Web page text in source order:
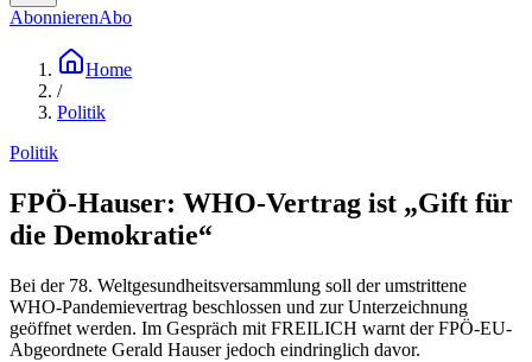
AbonnierenAbo
Home
/
Politik
Politik
FPÖ-Hauser: WHO-Vertrag ist „Gift für
die Demokratie“
Bei der 78. Weltgesundheitsversammlung soll der umstrittene
WHO-Pandemievertrag beschlossen und zur Unterzeichnung
geöffnet werden. Im Gespräch mit FREILICH warnt der FPÖ-EU-
Abgeordnete Gerald Hauser jedoch eindringlich davor.